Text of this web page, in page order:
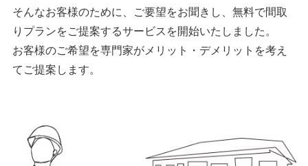
そんなお客様のために、ご要望をお聞きし、無料で間取
りプランをご提案するサービスを開始いたしました。
お客様のご希望を専門家がメリット・デメリットを考え
てご提案します。